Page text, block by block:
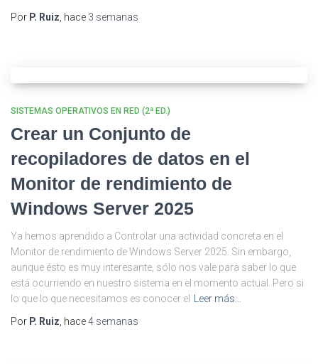
Por P. Ruiz, hace 3 semanas
SISTEMAS OPERATIVOS EN RED (2ª ED.)
Crear un Conjunto de
recopiladores de datos en el
Monitor de rendimiento de
Windows Server 2025
Ya hemos aprendido a Controlar una actividad concreta en el
Monitor de rendimiento de Windows Server 2025. Sin embargo,
aunque ésto es muy interesante, sólo nos vale para saber lo que
está ocurriendo en nuestro sistema en el momento actual. Pero si
lo que lo que necesitamos es conocer el Leer más…
Por P. Ruiz, hace4 semanas